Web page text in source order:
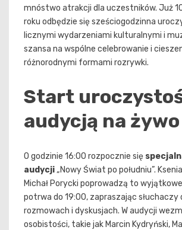
mnóstwo atrakcji dla uczestników. Już
roku odbędzie się sześciogodzinna
licznymi wydarzeniami kulturalnymi i
szansa na wspólne celebrowanie i
różnorodnymi formami rozrywki.
Start
audycją na żywo
O godzinie 16:00 rozpocznie się
audycji „Nowy Świat po południu”.
Michał Porycki poprowadzą to
potrwa do 19:00, zapraszając słuchaczy
rozmowach i dyskusjach. W audycji
osobistości, takie jak Marcin Kydryński,